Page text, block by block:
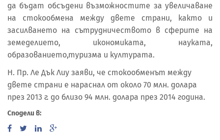
да бъдат обсъдени възможностите за увеличаване
на стокообмена между двете страни, както и
засилването на сътрудничеството в сферите на
земеделието, икономиката, науката,
образованието,туризма и културата.
Н. Пр. Ле Дък Лиу заяви, че стокообменът между
двете страни е нараснал от около 70 млн. долара
през 2013 г. до близо 94 млн. долара през 2014 година.
Сподели в: